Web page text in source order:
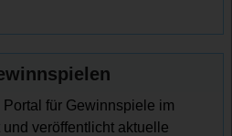
für Gewinnspiele im
und veröffentlicht aktuelle